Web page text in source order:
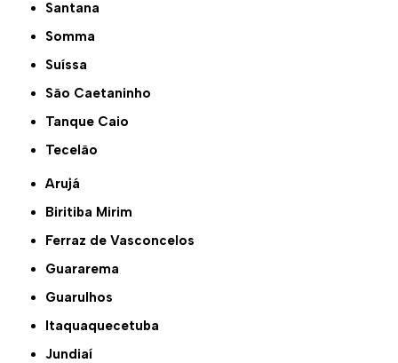
Santana
Somma
Suíssa
São Caetaninho
Tanque Caio
Tecelão
Arujá
Biritiba Mirim
Ferraz de Vasconcelos
Guararema
Guarulhos
Itaquaquecetuba
Jundiaí